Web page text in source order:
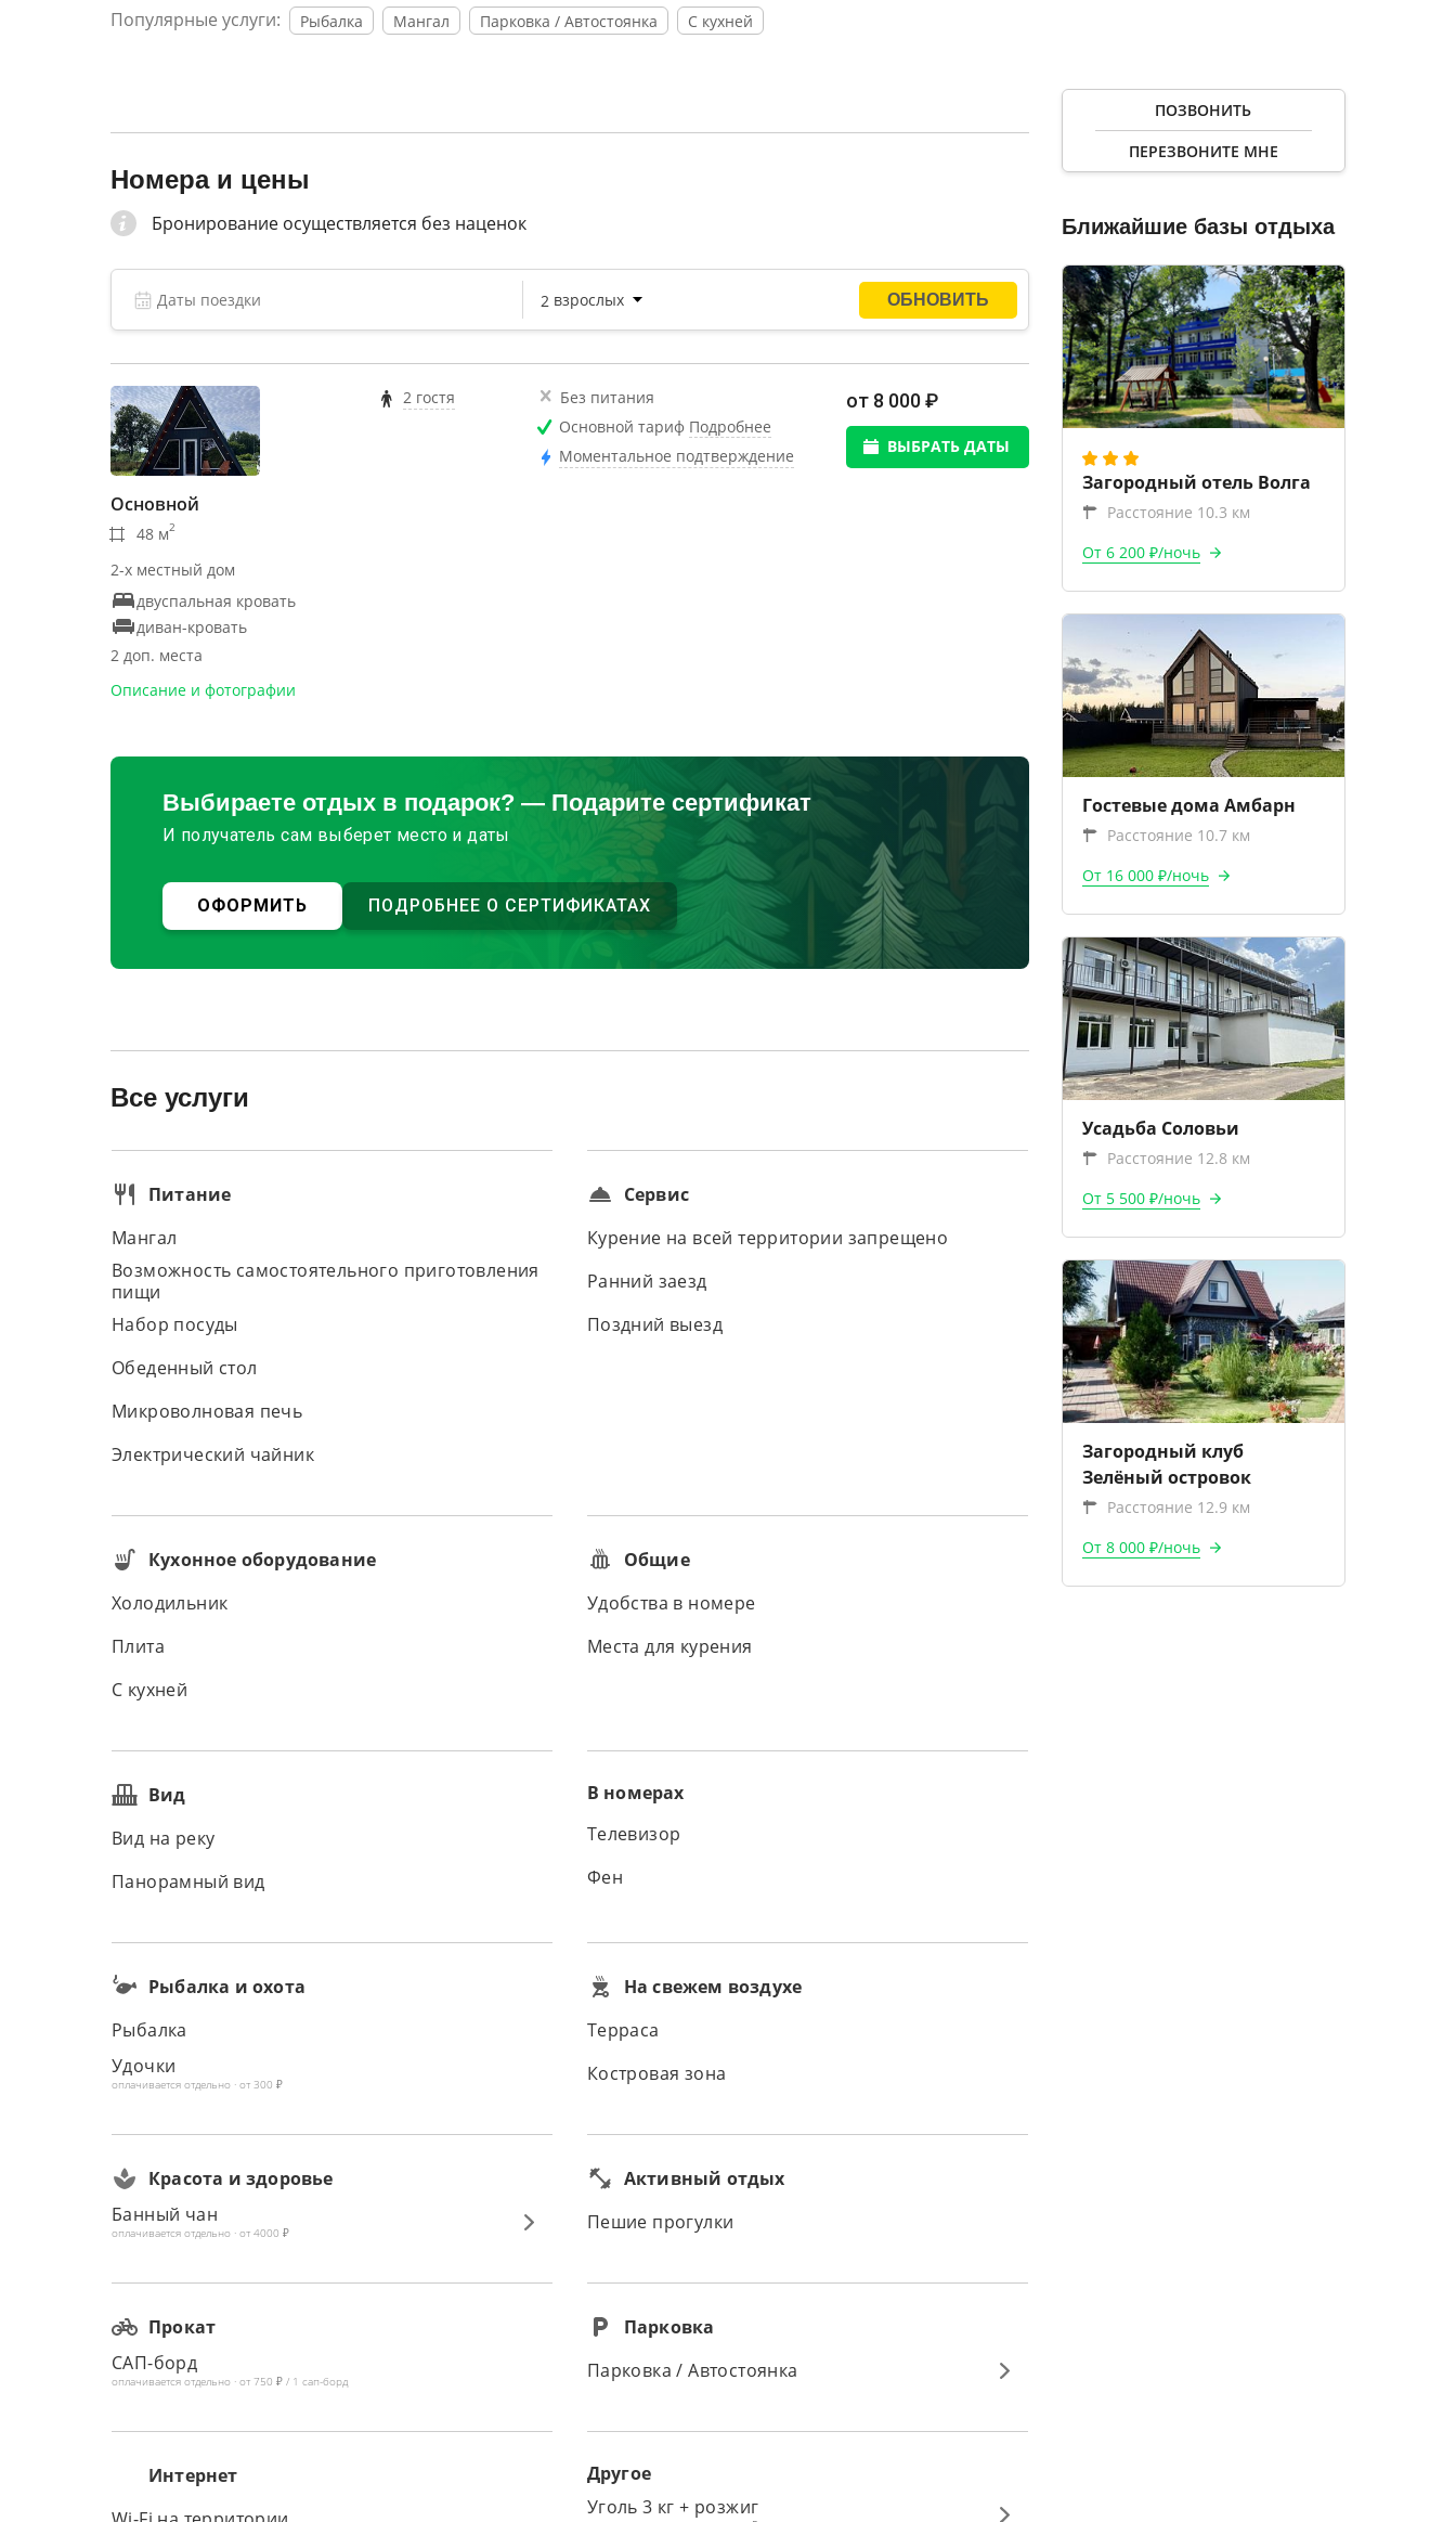
Популярные услуги: Рыбалка Мангал Парковка / Автостоянка С кухней
Номера и цены
Бронирование осуществляется без наценок
Основной
48 м2
2-х местный дом
двуспальная кровать
диван-кровать
2 доп. места
Описание и фотографии
2 гостя
Без питания
Основной тариф Подробнее
Моментальное подтверждение
от 8 000 ₽
ВЫБРАТЬ ДАТЫ
Выбираете отдых в подарок? — Подарите сертификат
И получатель сам выберет место и даты
ОФОРМИТЬ ПОДРОБНЕЕ О СЕРТИФИКАТАХ
Все услуги
Питание
Мангал
Возможность самостоятельного приготовления
пищи
Набор посуды
Обеденный стол
Микроволновая печь
Электрический чайник
Сервис
Курение на всей территории запрещено
Ранний заезд
Поздний выезд
Кухонное оборудование
Холодильник
Плита
С кухней
Общие
Удобства в номере
Места для курения
Вид
Вид на реку
Панорамный вид
В номерах
Телевизор
Фен
Рыбалка и охота
Рыбалка
Удочки
оплачивается отдельно · от 300 ₽
На свежем воздухе
Терраса
Костровая зона
Красота и здоровье
Банный чан
оплачивается отдельно · от 4000 ₽
Активный отдых
Пешие прогулки
Прокат
САП-борд
оплачивается отдельно · от 750 ₽ / 1 сап-борд
Парковка
Парковка / Автостоянка
Интернет
Другое
Уголь 3 кг + розжиг
ПОЗВОНИТЬ
ПЕРЕЗВОНИТЕ МНЕ
Ближайшие базы отдыха
Загородный отель Волга
Расстояние 10.3 км
От 6 200 ₽/ночь
Гостевые дома Амбарн
Расстояние 10.7 км
От 16 000 ₽/ночь
Усадьба Соловьи
Расстояние 12.8 км
От 5 500 ₽/ночь
Загородный клуб
Зелёный островок
Расстояние 12.9 км
От 8 000 ₽/ночь